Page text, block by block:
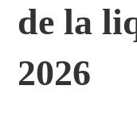
de la
2026